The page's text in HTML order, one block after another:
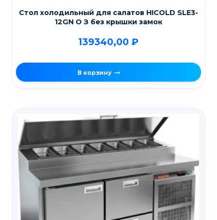
Стол холодильный для салатов HICOLD SLE3-
12GN О З без крышки замок
139340,00 ₽
В корзину